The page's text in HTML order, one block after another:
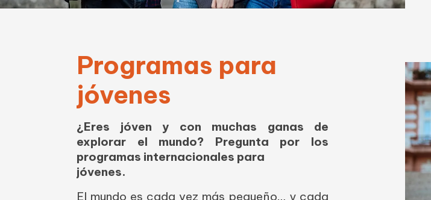
Programas para
jóvenes
¿Eres jóven y con muchas ganas de
explorar el mundo? Pregunta por los
programas internacionales para
jóvenes.
El mundo es cada vez más pequeño… y cada